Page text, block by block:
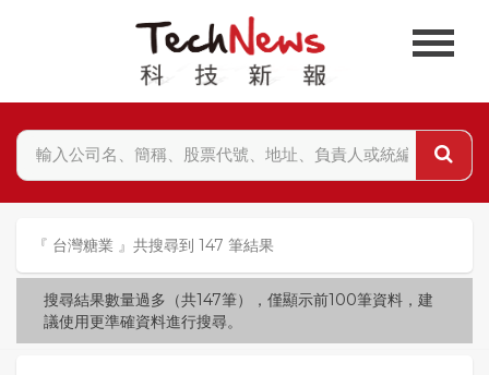
『 台灣糖業 』共搜尋到 147 筆結果
搜尋結果數量過多（共147筆），僅顯示前100筆資料，建
議使用更準確資料進行搜尋。